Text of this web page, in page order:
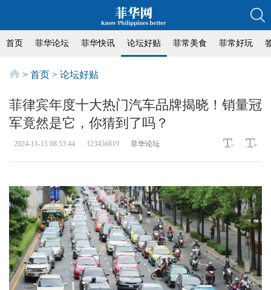
首页 菲华论坛 菲华快讯 论坛好贴 菲常美食 菲常好玩
> 首页 > 论坛好贴
菲律宾年度十大热门汽车品牌揭晓！销量冠
军竟然是它，你猜到了吗？
2024-11-15 08:53:44 123456819 菲华论坛